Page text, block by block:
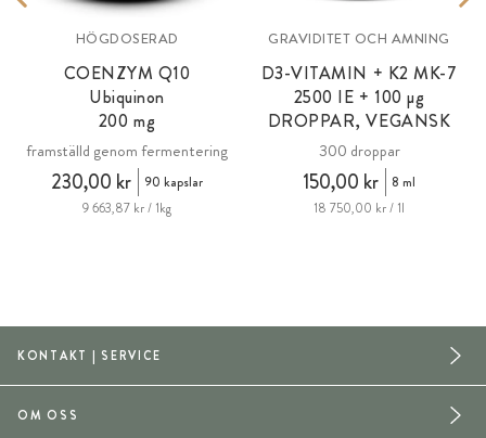
HÖGDOSERAD
COENZYM Q10
Ubiquinon
200 mg
framställd genom fermentering
230,00 kr
90 kapslar
9 663,87 kr / 1kg
GRAVIDITET OCH AMNING
D3-VITAMIN + K2 MK-7
2500 IE + 100 µg
DROPPAR, VEGANSK
300 droppar
150,00 kr
8 ml
18 750,00 kr / 1l
KONTAKT | SERVICE
OM OSS